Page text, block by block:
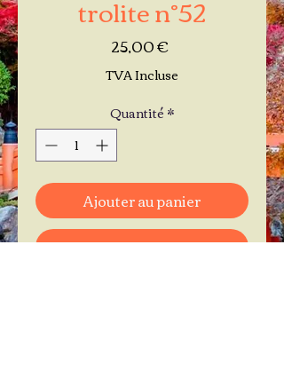
trolite n°52
25,00 €Prix
TVA Incluse
Quantité*
Ajouter au panier
Commander et payer